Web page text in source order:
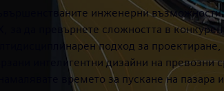
инженерни
за да превърнете сложността в
подход за проектиране,
интелигентни дизайни на превозни
времето за пускане на пазара